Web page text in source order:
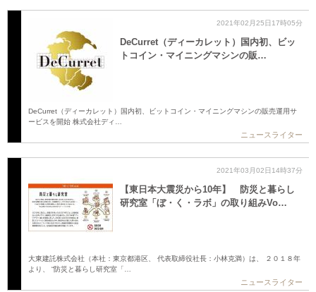
2021年02月25日17時05分
DeCurret（ディーカレット）国内初、ビッ
トコイン・マイニングマシンの販…
DeCurret（ディーカレット）国内初、ビットコイン・マイニングマシンの販売運用サ
ービスを開始 株式会社ディ…
ニュースライター
2021年03月02日14時37分
【東日本大震災から10年】 防災と暮らし
研究室「ぼ・く・ラボ」の取り組みVo…
大東建託株式会社（本社：東京都港区、 代表取締役社長：小林克満）は、 ２０１８年
より、 “防災と暮らし研究室「…
ニュースライター